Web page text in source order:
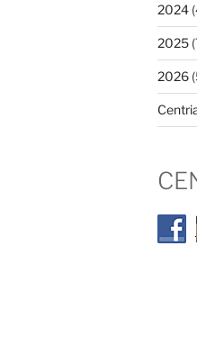
2024
2025
2026